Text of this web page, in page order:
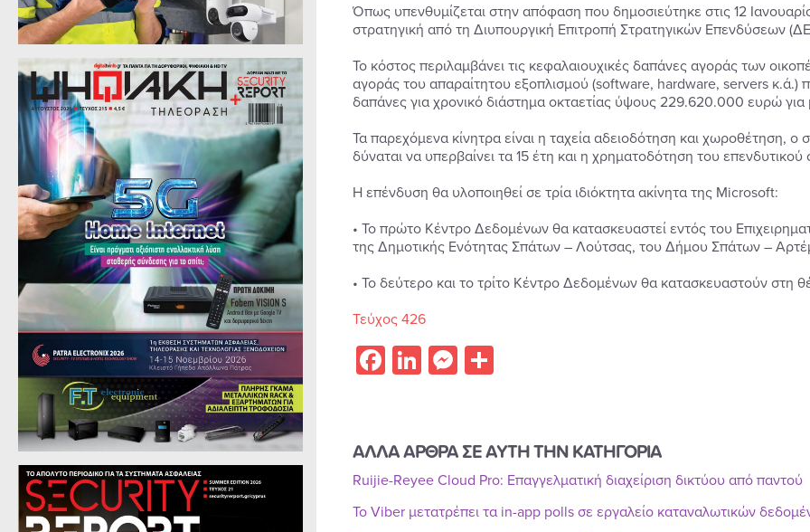
Όπως υπενθυμίζεται στην απόφαση που δημοσιεύτηκε στις 12
στρατηγική από τη Διυπουργική Επιτροπή Στρατηγικών Επενδύσεων
Το κόστος περιλαμβάνει τις κεφαλαιουχικές δαπάνες αγοράς των
αγοράς του απαραίτητου εξοπλισμού (software, hardware, servers κ.ά.)
δαπάνες για χρονικό διάστημα οκταετίας ύψους 229.620.000 ευρώ
Τα παρεχόμενα κίνητρα είναι η ταχεία αδειοδότηση και χωροθέτηση,
δύναται να υπερβαίνει τα 15 έτη και η χρηματοδότηση του επενδυτικού
Η επένδυση θα υλοποιηθεί σε τρία ιδιόκτητα ακίνητα της Microsoft:
• Το πρώτο Κέντρο Δεδομένων θα κατασκευαστεί εντός του
της Δημοτικής Ενότητας Σπάτων – Λούτσας, του Δήμου Σπάτων –
• Το δεύτερο και το τρίτο Κέντρο Δεδομένων θα κατασκευαστούν στη
Τεύχος 426
Facebook
LinkedIn
Messenger
Share
ΑΛΛΑ ΑΡΘΡΑ ΣΕ ΑΥΤΗ ΤΗΝ ΚΑΤΗΓΟΡΙΑ
Ruijie-Reyee Cloud Pro: Επαγγελματική διαχείριση δικτύου από παντού
Το Viber μετατρέπει τα in-app polls σε εργαλείο καταναλωτικών